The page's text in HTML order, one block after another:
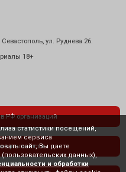
ул. Руднева 26.
18+
РФ организаций
статистики посещений,
сервиса
сайт, Вы даете
данных),
и обработки